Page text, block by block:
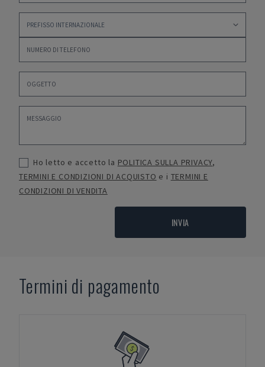
Ho letto e accetto la POLITICA SULLA PRIVACY,
TERMINI E CONDIZIONI DI ACQUISTO e i TERMINI E
CONDIZIONI DI VENDITA
INVIA
Termini di pagamento